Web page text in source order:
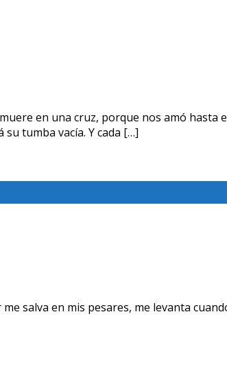
en una cruz, porque nos amó hasta
tumba vacía. Y cada […]
salva en mis pesares, me levanta